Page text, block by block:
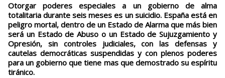
Otorgar poderes especiales a un gobierno de alma
totalitaria durante seis meses es un suicidio. España está en
peligro mortal, dentro de un Estado de Alarma que más bien
será un Estado de Abuso o un Estado de Sujuzgamiento y
Opresión, sin controles judiciales, con las defensas y
cautelas democráticas suspendidas y con plenos poderes
para un gobierno que tiene mas que demostrado su espíritu
tiránico.